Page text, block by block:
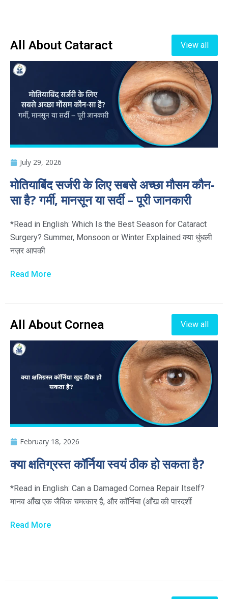
All About Cataract View all
July 29, 2026
मोतियाबिंद सर्जरी के लिए सबसे अच्छा मौसम कौन-
सा है? गर्मी, मानसून या सर्दी – पूरी जानकारी
*Read in English: Which Is the Best Season for Cataract
Surgery? Summer, Monsoon or Winter Explained क्या धुंधली
नज़र आपकी
Read More
All About Cornea View all
February 18, 2026
क्या क्षतिग्रस्त कॉर्निया स्वयं ठीक हो सकता है?
*Read in English: Can a Damaged Cornea Repair Itself?
मानव आँख एक जैविक चमत्कार है, और कॉर्निया (आँख की पारदर्शी
Read More